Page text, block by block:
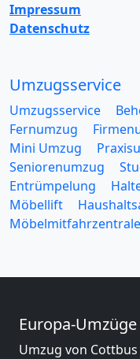
Impressum
Datenschutz
Umzugsservice
Umzugsservice
Fernumzug
Mini Umzug
Seniorenumzug
Entrümpelung
Möbellift
Möbelmitfahrzentrale
Europa-Umzüge
Umzug von